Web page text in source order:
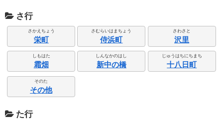
さ行
さかえちょう
栄町
さむらいはまちょう
侍浜町
さわさと
沢里
しもはた
霜畑
しんなかのはし
新中の橋
じゅうはちにちまち
十八日町
そのた
その他
た行